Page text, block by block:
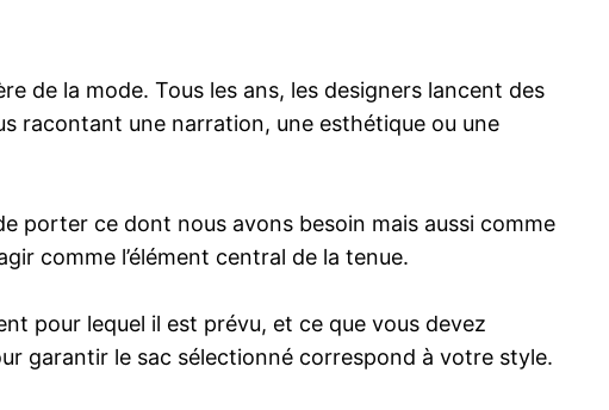
de la mode. Tous les ans, les designers lancent des
racontant une narration, une esthétique ou une
porter ce dont nous avons besoin mais aussi comme
comme l’élément central de la tenue.
pour lequel il est prévu, et ce que vous devez
garantir le sac sélectionné correspond à votre style.